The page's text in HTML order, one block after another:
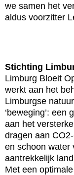
we samen het
aldus voorzitter
Stichting
Limburg Bloeit
werkt aan het
Limburgse
‘beweging’:
aan het
dragen aan
en schoon water
aantrekkelijk
Met een